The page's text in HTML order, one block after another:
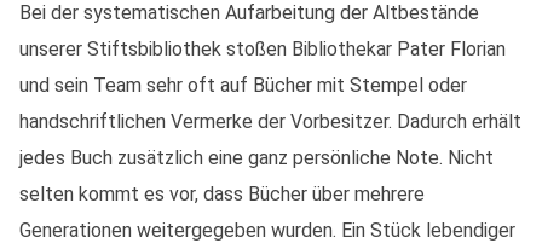
Bei der systematischen Aufarbeitung der Altbestände
unserer Stiftsbibliothek stoßen Bibliothekar Pater Florian
und sein Team sehr oft auf Bücher mit Stempel oder
handschriftlichen Vermerke der Vorbesitzer. Dadurch erhält
jedes Buch zusätzlich eine ganz persönliche Note. Nicht
selten kommt es vor, dass Bücher über mehrere
Generationen weitergegeben wurden. Ein Stück lebendiger